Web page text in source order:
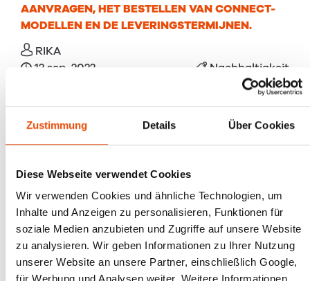
Zustimmung Details Über Cookies
Diese Webseite verwendet Cookies
Wir verwenden Cookies und ähnliche Technologien, um
Inhalte und Anzeigen zu personalisieren, Funktionen für
soziale Medien anzubieten und Zugriffe auf unsere Website
zu analysieren. Wir geben Informationen zu Ihrer Nutzung
unserer Website an unsere Partner, einschließlich Google,
AANVRAGEN, HET BESTELLEN VAN CONNECT-
MODELLEN EN DE LEVERINGSTERMIJNEN.
RIKA
12 sep. 2022
Nachhaltigkeit